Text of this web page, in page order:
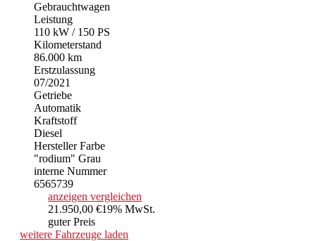
Gebrauchtwagen
Leistung
110 kW / 150 PS
Kilometerstand
86.000 km
Erstzulassung
07/2021
Getriebe
Automatik
Kraftstoff
Diesel
Hersteller Farbe
"rodium" Grau
interne Nummer
6565739
anzeigen vergleichen
21.950,00 €19% MwSt.
guter Preis
weitere Fahrzeuge laden